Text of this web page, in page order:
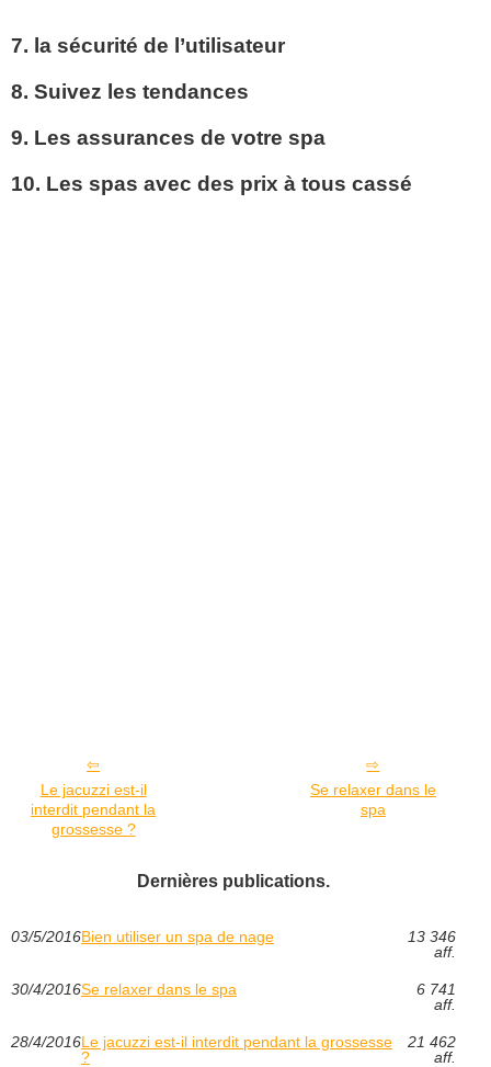
7. la sécurité de l’utilisateur
8. Suivez les tendances
9. Les assurances de votre spa
10. Les spas avec des prix à tous cassé
Le jacuzzi est-il
interdit pendant la
grossesse ?
Se relaxer dans le
spa
Dernières publications.
03/5/2016Bien utiliser un spa de nage
13 346
aff.
30/4/2016Se relaxer dans le spa
6 741
aff.
28/4/2016Le jacuzzi est-il interdit pendant la grossesse
?
21 462
aff.